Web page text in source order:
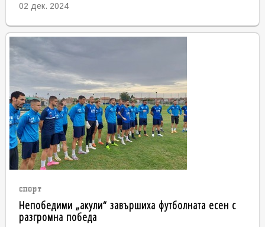
02 дек. 2024
спорт
Непобедими „акули“ завършиха футболната есен с
разгромна победа